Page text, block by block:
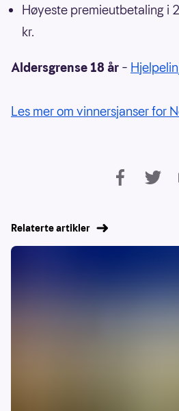
Høyeste premieutbetaling i
kr.
Aldersgrense 18 år –
Les mer om vinnersjanser for
Relaterte artikler